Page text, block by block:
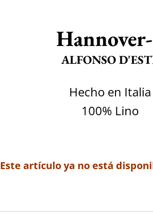
ALFONSO
Hecho en Italia
100% Lino
Este artículo ya no está